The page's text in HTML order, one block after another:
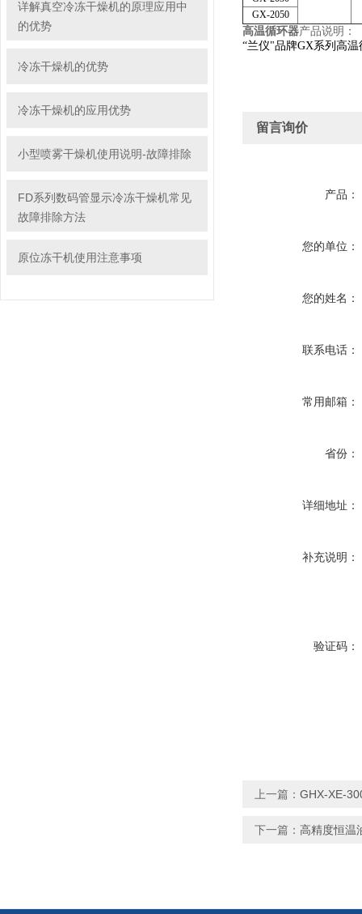
详解真空冷冻干燥机的原理应用中
的优势
冷冻干燥机的优势
冷冻干燥机的应用优势
小型喷雾干燥机使用说明-故障排除
FD系列数码管显示冷冻干燥机常见
故障排除方法
原位冻干机使用注意事项
GX-2050
高温循环器产品说明：
“兰仪"品牌GX系列高
留言询价
产品：
您的单位：
您的姓名：
联系电话：
常用邮箱：
省份：
详细地址：
补充说明：
验证码：
上一篇： GHX-XE-
下一篇： 高精度恒温